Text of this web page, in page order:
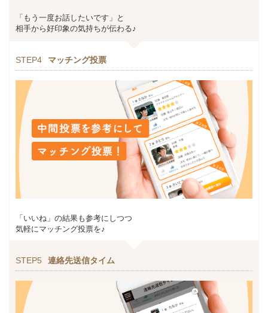
「もう一度お話したいです」と
相手から好印象の気持ちが伝わる♪
STEP4 マッチング投票
「いいね」の結果も参考にしつつ
気軽にマッチング投票を♪
STEP5 連絡先送信タイム